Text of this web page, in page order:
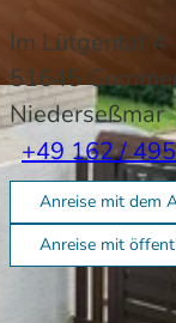
Im Lütgental 4
51645
Niederseßmar
+49 162 /
Anreise mit dem
Anreise mit